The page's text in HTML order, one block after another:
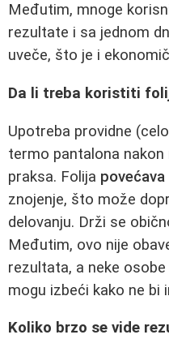
Međutim, mnoge
rezultate i sa jednom
uveče, što je i
Da li treba koristiti
Upotreba providne
termo pantalona
praksa. Folija
znojenje, što može
delovanju. Drži se
Međutim, ovo nije
rezultata, a neke
mogu izbeći kako ne bi
Koliko brzo se vide